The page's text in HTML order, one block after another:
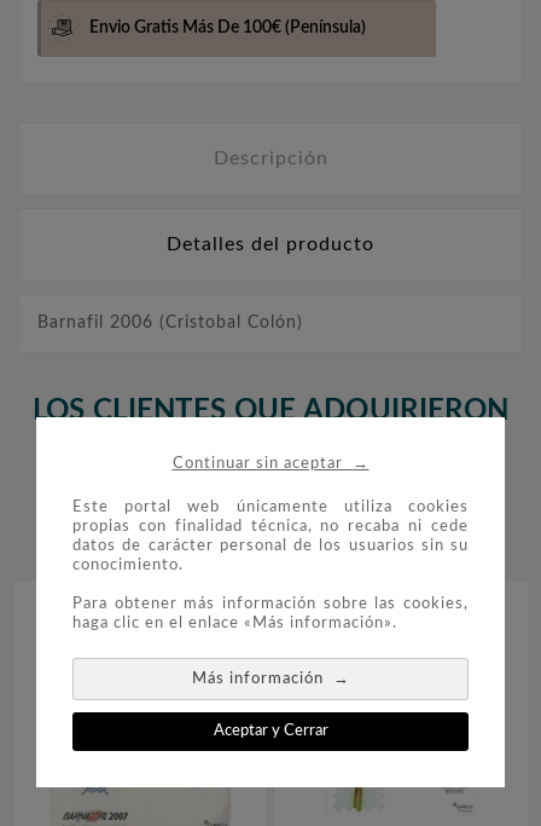
Continuar sin aceptar →
Este portal web únicamente utiliza cookies
propias con finalidad técnica, no recaba ni cede
datos de carácter personal de los usuarios sin su
conocimiento.
Para obtener más información sobre las cookies,
haga clic en el enlace «Más información».
Más información →
Aceptar y Cerrar
Envio Gratis Más De 100€ (Península)
Descripción
Detalles del producto
Barnafil 2006 (Cristobal Colón)
LOS CLIENTES QUE ADQUIRIERON
ESTE PRODUCTO TAMBIÉN
COMPRARON:
 